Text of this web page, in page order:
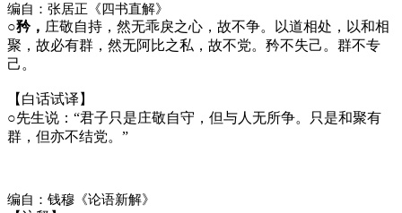
编自：张居正《四书直解》
○矜， 庄敬自持，然无乖戾之心，故不争。以道相处，以和相
聚，故必有群，然无阿比之私，故不党。矜不失己。群不专
己。
【白话试译】
○先生说：“君子只是庄敬自守，但与人无所争。只是和聚有
群，但亦不结党。”
编自：钱穆《论语新解》